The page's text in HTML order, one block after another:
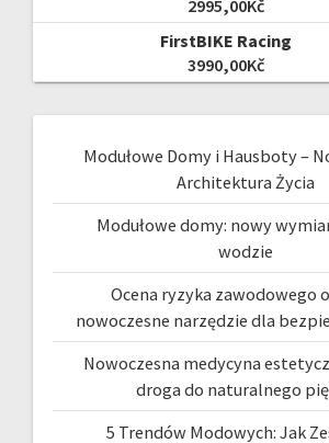
2995,00Kč
FirstBIKE Racing
3990,00Kč
Modułowe Domy i Hausboty –
Architektura Życia
Modułowe domy: nowy
wodzie
Ocena ryzyka zawodowego
nowoczesne narzędzie dla
Nowoczesna medycyna
droga do naturalnego
5 Trendów Modowych: Jak